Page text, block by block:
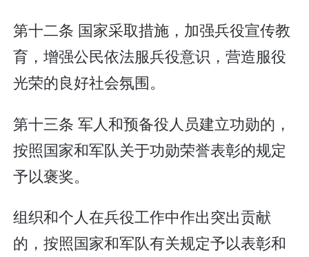
第十二条 国家采取措施，加强兵役宣传教
育，增强公民依法服兵役意识，营造服役
光荣的良好社会氛围。
第十三条 军人和预备役人员建立功勋的，
按照国家和军队关于功勋荣誉表彰的规定
予以褒奖。
组织和个人在兵役工作中作出突出贡献
的，按照国家和军队有关规定予以表彰和